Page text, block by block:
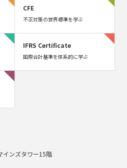
CFE
不正対策の世界標準を学ぶ
IFRS Certificate
国際会計基準を体系的に学ぶ
インズタワー15階